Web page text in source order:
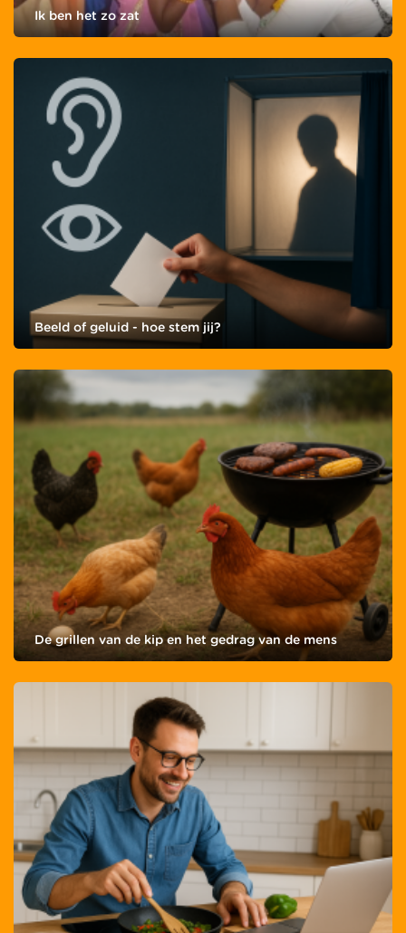
Ik ben het zo zat
Beeld of geluid - hoe stem jij?
De grillen van de kip en het gedrag van de mens